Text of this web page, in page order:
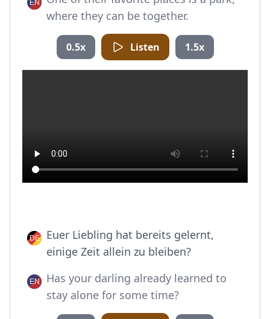
where they can be together.
0.5x Listen 1.5x
Euer Liebling hat bereits gelernt,
einige Zeit allein zu bleiben?
Has your darling already learned to
stay alone for some time?